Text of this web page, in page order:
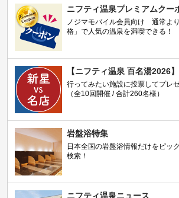
ニフティ温泉プレミアムクー
ノジマモバイル会員向け 通常よ
格」で人気の温泉を満喫できる！
【ニフティ温泉 百名湯2026】
行ってみたい施設に投票してプレ
（全10回開催 / 合計260名様）
岩盤浴特集
日本全国の岩盤浴情報だけをピッ
検索！
ニフティ温泉ニュース